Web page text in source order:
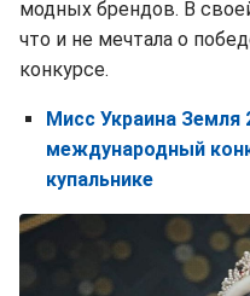
модных брендов. В
что и не мечтала о
конкурсе.
Мисс Украина Земля
международный
купальнике